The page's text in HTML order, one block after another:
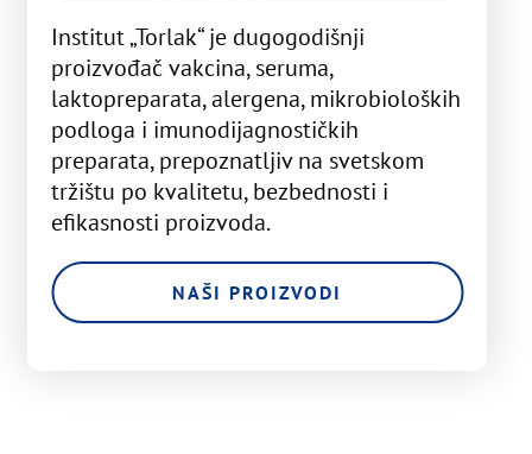
Institut „Torlak“ je dugogodišnji
proizvođač vakcina, seruma,
laktopreparata, alergena, mikrobioloških
podloga i imunodijagnostičkih
preparata, prepoznatljiv na svetskom
tržištu po kvalitetu, bezbednosti i
efikasnosti proizvoda.
NAŠI PROIZVODI